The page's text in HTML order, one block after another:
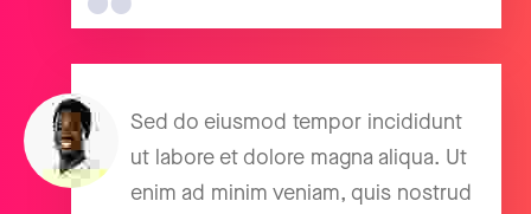
Sed do eiusmod tempor incididunt
ut labore et dolore magna aliqua. Ut
enim ad minim veniam, quis nostrud